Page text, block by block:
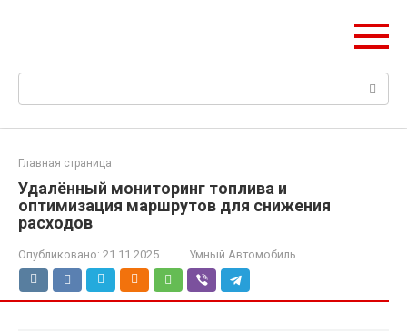
Поиск:
Главная страница
Удалённый мониторинг топлива и
оптимизация маршрутов для снижения
расходов
Опубликовано: 21.11.2025 Умный Автомобиль